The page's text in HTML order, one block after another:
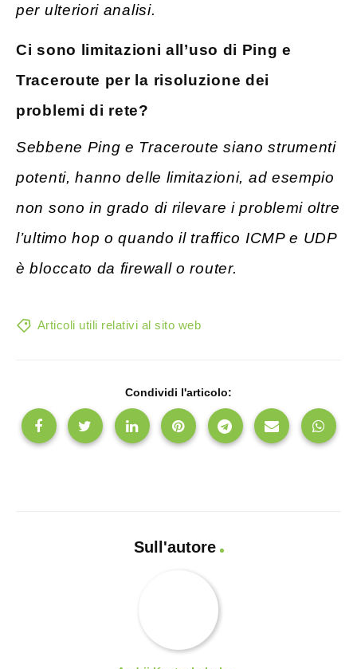
per ulteriori analisi.
Ci sono
limitazioni all’uso di Ping e
Traceroute per la risoluzione dei
problemi di rete?
Sebbene Ping e Traceroute siano strumenti
potenti, hanno delle limitazioni, ad esempio
non sono in grado di rilevare i problemi oltre
l’ultimo hop o quando il traffico ICMP e UDP
è bloccato da firewall o router.
Articoli utili relativi al sito web
Condividi l'articolo:
Sull'autore